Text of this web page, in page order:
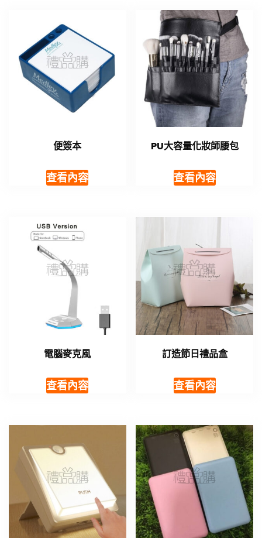
便簽本
查看內容
PU大容量化妝師腰包
查看內容
電腦麥克風
查看內容
訂造節日禮品盒
查看內容